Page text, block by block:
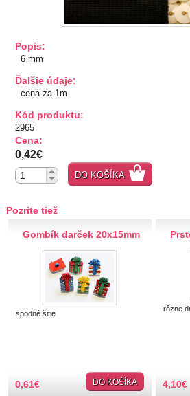
Ochrana osobných údajov
KATEGÓRIE PRODUKTOV
TIPY NA DARČEKY
Zľavnené
Aplikácie
Bižutérny kútik
Burda strihy
Dekorácie
Doplnky
Popis:
6 mm
Ďalšie údaje:
cena za 1m
Kód produktu:
2965
Cena:
0,42€
DO KOŠÍKA
Pozrite tiež
Gombík darček 20x15mm
spodné šitie
0,61€ DO KOŠÍKA
rôzne
4,10€